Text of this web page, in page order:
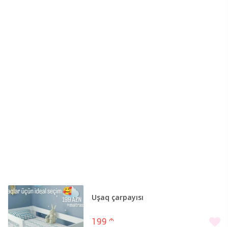
Uşaq çarpayısı
199 m